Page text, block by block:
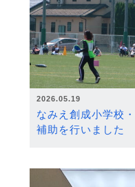
2026.05.19
なみえ創成小学校
補助を行いました